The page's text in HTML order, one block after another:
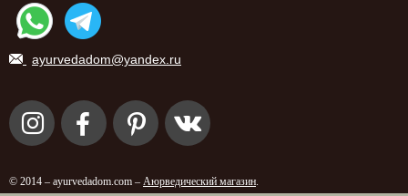
ayurvedadom@yandex.ru
© 2014 – ayurvedadom.com – Аюрведический магазин